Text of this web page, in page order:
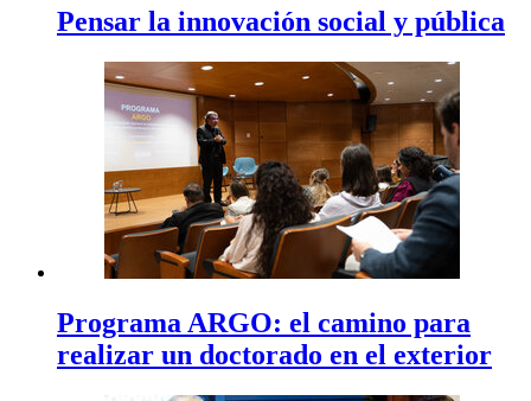
Pensar la innovación social y pública
Programa ARGO: el camino para
realizar un doctorado en el exterior